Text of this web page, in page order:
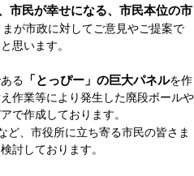
市民が幸せになる、市民本位の市
が市政に対してご意見やご提案で
思います。
る 「とっぴー」の巨大パネルを作
作業等により発生した廃段ボールや
で作成しております。
ど、市役所に立ち寄る市民の皆さま
討しております。